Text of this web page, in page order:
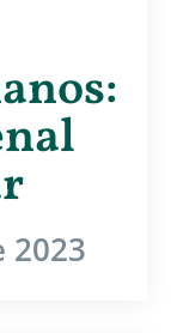
2023